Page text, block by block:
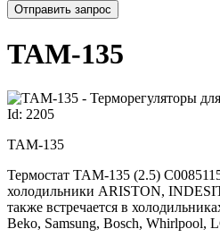
Отправить запрос
ТАМ-135
Id: 2205
ТАМ-135
Термостат ТАМ-135 (2.5)
холодильники ARISTON,
также встречается в
Beko, Samsung, Bosch, Whirlpool,